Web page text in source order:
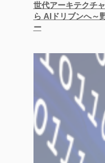
世代アーキテクチ
ら​ AIドリブンへ​～
ー